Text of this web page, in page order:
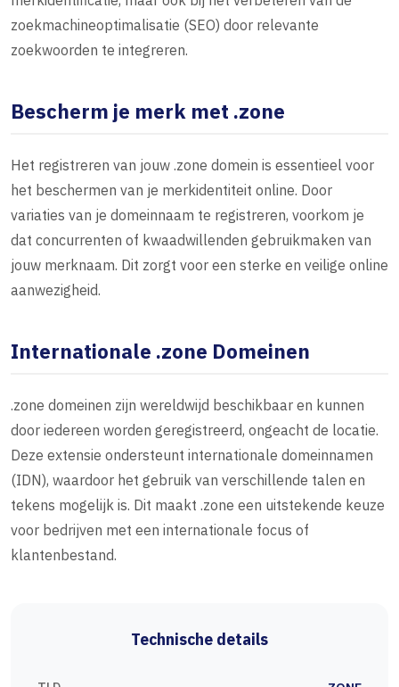
zoekmachineoptimalisatie (SEO) door relevante
zoekwoorden te integreren.
Bescherm je merk met .zone
Het registreren van jouw .zone domein is essentieel voor
het beschermen van je merkidentiteit online. Door
variaties van je domeinnaam te registreren, voorkom je
dat concurrenten of kwaadwillenden gebruikmaken van
jouw merknaam. Dit zorgt voor een sterke en veilige online
aanwezigheid.
Internationale .zone Domeinen
.zone domeinen zijn wereldwijd beschikbaar en kunnen
door iedereen worden geregistreerd, ongeacht de locatie.
Deze extensie ondersteunt internationale domeinnamen
(IDN), waardoor het gebruik van verschillende talen en
tekens mogelijk is. Dit maakt .zone een uitstekende keuze
voor bedrijven met een internationale focus of
klantenbestand.
Technische details